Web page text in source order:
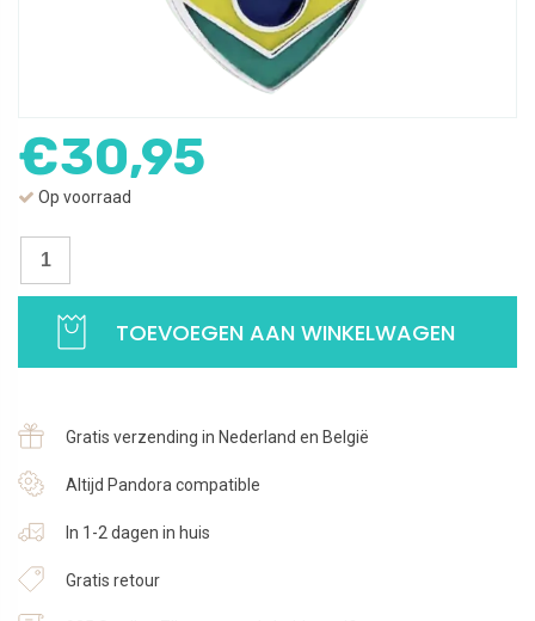
€30,95
Op voorraad
Bedel
vlag
Zilver
en
|
925
Sterling
TOEVOEGEN AAN WINKELWAGEN
Gratis verzending in Nederland en België
Altijd Pandora compatible
In 1-2 dagen in huis
Gratis retour